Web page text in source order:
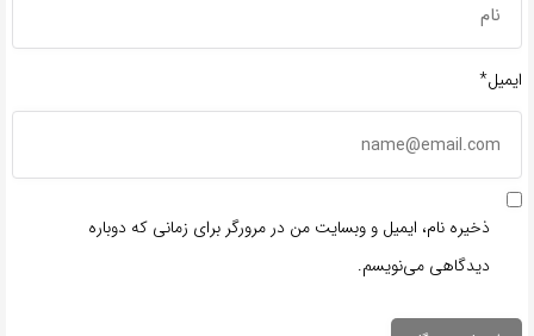
ایمیل*
ذخیره نام، ایمیل و وبسایت من در مرورگر برای زمانی که دوباره
دیدگاهی می‌نویسم.